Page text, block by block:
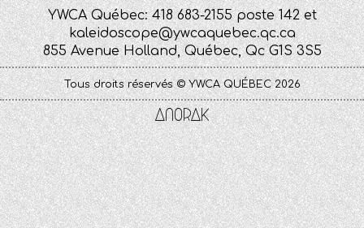
YWCA Québec: 418 683-2155 poste 142 et
kaleidoscope@ywcaquebec.qc.ca
855 Avenue Holland, Québec, Qc G1S 3S5
Tous droits réservés © YWCA QUÉBEC 2026
Anorak
Studio